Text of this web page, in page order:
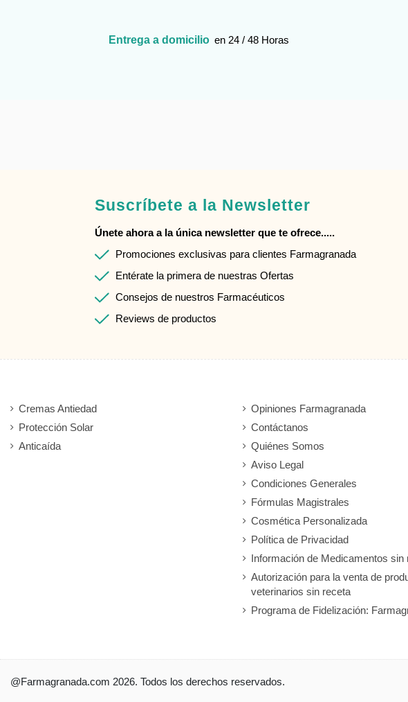
Entrega a domicilio en 24 / 48 Horas
Suscríbete a la Newsletter
Únete ahora a la única newsletter que te ofrece.....
Promociones exclusivas para clientes Farmagranada
Entérate la primera de nuestras Ofertas
Consejos de nuestros Farmacéuticos
Reviews de productos
Cremas Antiedad
Protección Solar
Anticaída
Opiniones Farmagranada
Contáctanos
Quiénes Somos
Aviso Legal
Condiciones Generales
Fórmulas Magistrales
Cosmética Personalizada
Política de Privacidad
Información de Medicamentos sin
Autorización para la venta de
veterinarios sin receta
Programa de Fidelización:
@Farmagranada.com 2026. Todos los derechos reservados.